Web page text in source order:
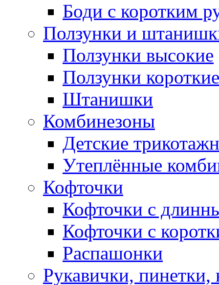
Боди с коротким
Ползунки и
Ползунки высокие
Ползунки короткие
Штанишки
Комбинезоны
Детские
Утеплённые
Кофточки
Кофточки с
Кофточки с
Распашонки
Рукавички, пинетки,